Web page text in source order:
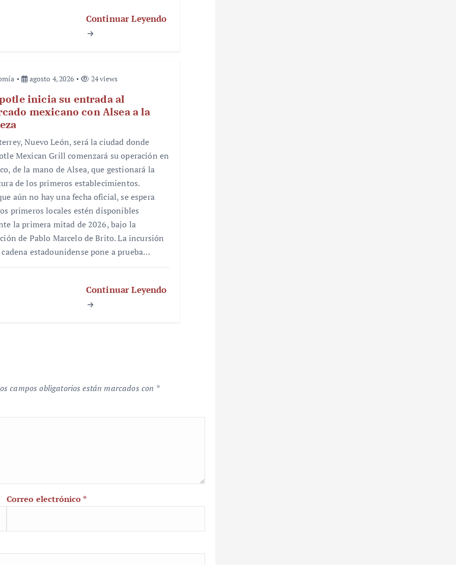
Continuar Leyendo
agosto 4, 2026 24 views
inicia su entrada al
mexicano con Alsea a la
Nuevo León, será la ciudad donde
Mexican Grill comenzará su operación en
de la mano de Alsea, que gestionará la
de los primeros establecimientos.
aún no hay una fecha oficial, se espera
primeros locales estén disponibles
la primera mitad de 2026, bajo la
de Pablo Marcelo de Brito. La incursión
cadena estadounidense pone a prueba…
Continuar Leyendo
campos obligatorios están marcados con *
Correo electrónico *